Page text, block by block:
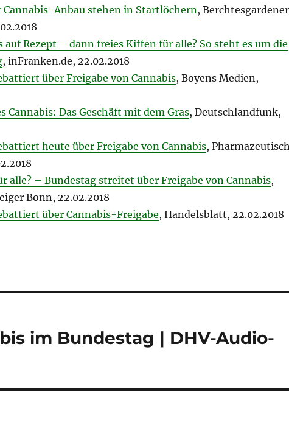
Anbau stehen in Startlöchern, Berchtesgardener
auf Rezept – dann freies Kiffen für alle? So steht es um die
, inFranken.de, 22.02.2018
über Freigabe von Cannabis, Boyens Medien,
Cannabis: Das Geschäft mit dem Gras, Deutschlandfunk,
heute über Freigabe von Cannabis,
alle? – Bundestag streitet über Freigabe von Cannabis,
Bonn, 22.02.2018
über Cannabis-Freigabe, Handelsblatt, 22.02.2018
im Bundestag | DHV-Audio-